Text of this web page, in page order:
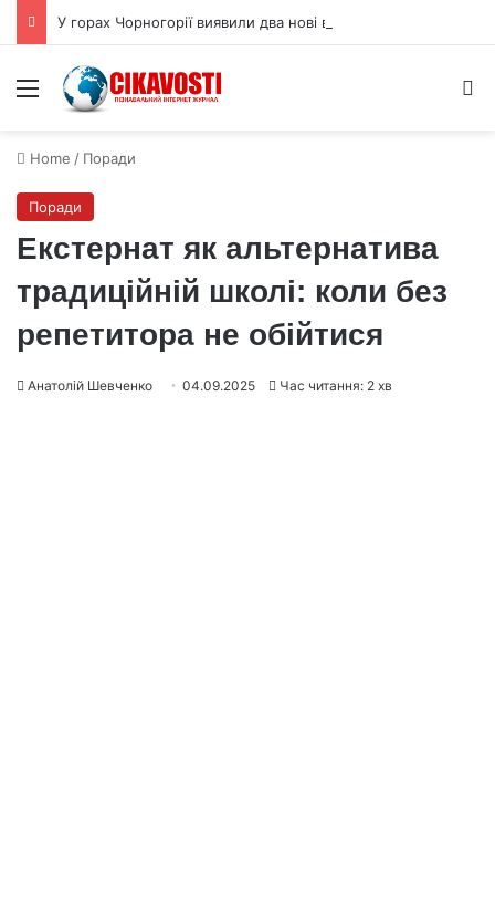
У горах Чорногорії виявили два нові види равликів
Menu
Home / Поради
Поради
Екстернат як альтернатива
традиційній школі: коли без
репетитора не обійтися
Анатолій Шевченко 04.09.2025 Час читання: 2 хв